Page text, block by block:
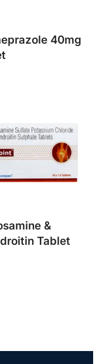
40mg
&
Tablet